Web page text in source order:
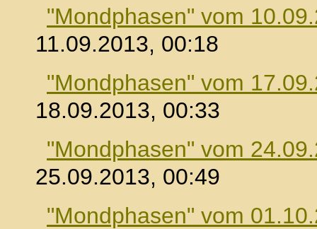
"Mondphasen" vom
11.09.2013, 00:18
"Mondphasen" vom
18.09.2013, 00:33
"Mondphasen" vom
25.09.2013, 00:49
"Mondphasen" vom